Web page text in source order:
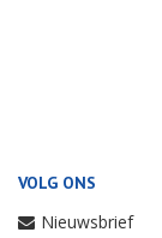
VOLG ONS
Nieuwsbrief